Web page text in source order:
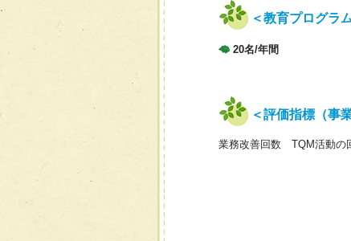
＜教育プログラ
20名/年間
＜評価指標（事
業務改善回数 TQM活動の